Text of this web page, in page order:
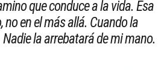
que conduce a la vida. Esa
no en el más allá. Cuando la
la arrebatará de mi mano.